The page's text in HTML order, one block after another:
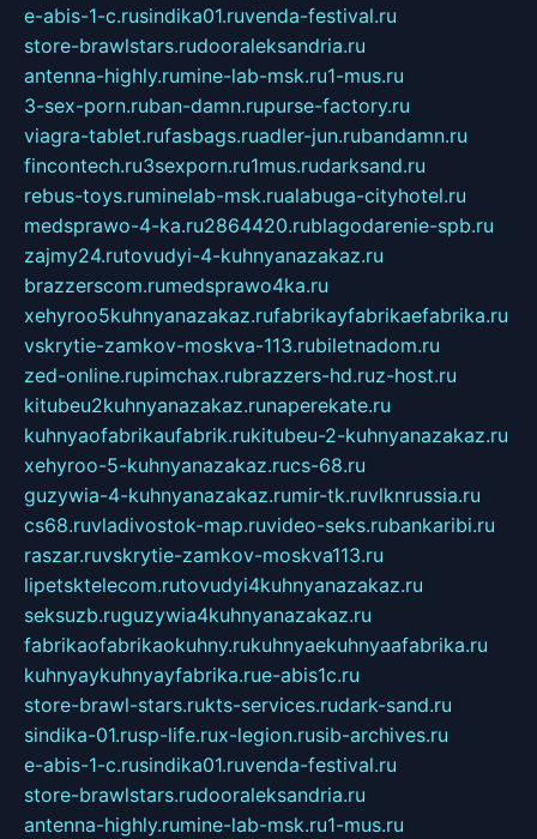
e-abis-1-c.rusindika01.ruvenda-festival.ru
store-brawlstars.rudooraleksandria.ru
antenna-highly.rumine-lab-msk.ru1-mus.ru
3-sex-porn.ruban-damn.rupurse-factory.ru
viagra-tablet.rufasbags.ruadler-jun.rubandamn.ru
fincontech.ru3sexporn.ru1mus.rudarksand.ru
rebus-toys.ruminelab-msk.rualabuga-cityhotel.ru
medsprawo-4-ka.ru2864420.rublagodarenie-spb.ru
zajmy24.rutovudyi-4-kuhnyanazakaz.ru
brazzerscom.rumedsprawo4ka.ru
xehyroo5kuhnyanazakaz.rufabrikayfabrikaefabrika.ru
vskrytie-zamkov-moskva-113.rubiletnadom.ru
zed-online.rupimchax.rubrazzers-hd.ruz-host.ru
kitubeu2kuhnyanazakaz.runaperekate.ru
kuhnyaofabrikaufabrik.rukitubeu-2-kuhnyanazakaz.ru
xehyroo-5-kuhnyanazakaz.rucs-68.ru
guzywia-4-kuhnyanazakaz.rumir-tk.ruvlknrussia.ru
cs68.ruvladivostok-map.ruvideo-seks.rubankaribi.ru
raszar.ruvskrytie-zamkov-moskva113.ru
lipetsktelecom.rutovudyi4kuhnyanazakaz.ru
seksuzb.ruguzywia4kuhnyanazakaz.ru
fabrikaofabrikaokuhny.rukuhnyaekuhnyaafabrika.ru
kuhnyaykuhnyayfabrika.rue-abis1c.ru
store-brawl-stars.rukts-services.rudark-sand.ru
sindika-01.rusp-life.rux-legion.rusib-archives.ru
e-abis-1-c.rusindika01.ruvenda-festival.ru
store-brawlstars.rudooraleksandria.ru
antenna-highly.rumine-lab-msk.ru1-mus.ru